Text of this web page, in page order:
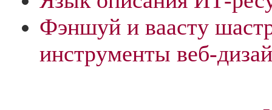
Фэншуй и ваасту
инструменты веб-